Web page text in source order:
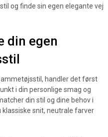
og finde sin egen elegante vej
din egen
handler det først
i din personlige smag og
din stil og dine behov i
snit, neutrale farver